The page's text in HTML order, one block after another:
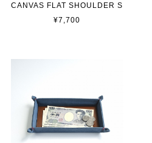
CANVAS FLAT SHOULDER S
¥7,700